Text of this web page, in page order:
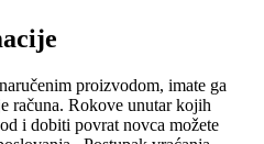
proizvodom, imate ga
računa. Rokove unutar kojih
i dobiti povrat novca možete